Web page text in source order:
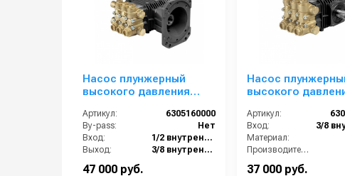
Насос плунжерный
высокого давления
(11/240) 3400 об/мин.Ø
1”п.в.
Артикул:
6305160000
By-pass:
Нет
Вход:
1/2 внутренняя резьба
Выход:
3/8 внутренняя резьба
Производительность (л/мин):
47 000 руб.
Насос
высокого
(4,5/60); 1750 об/
ø 24 мм
Артикул:
Вход:
Материал:
Производительность (л/мин):
Вес, кг:
37 000 руб.